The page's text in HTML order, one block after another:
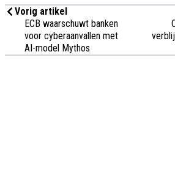
Vorig artikel
ECB waarschuwt banken
voor cyberaanvallen met
AI-model Mythos